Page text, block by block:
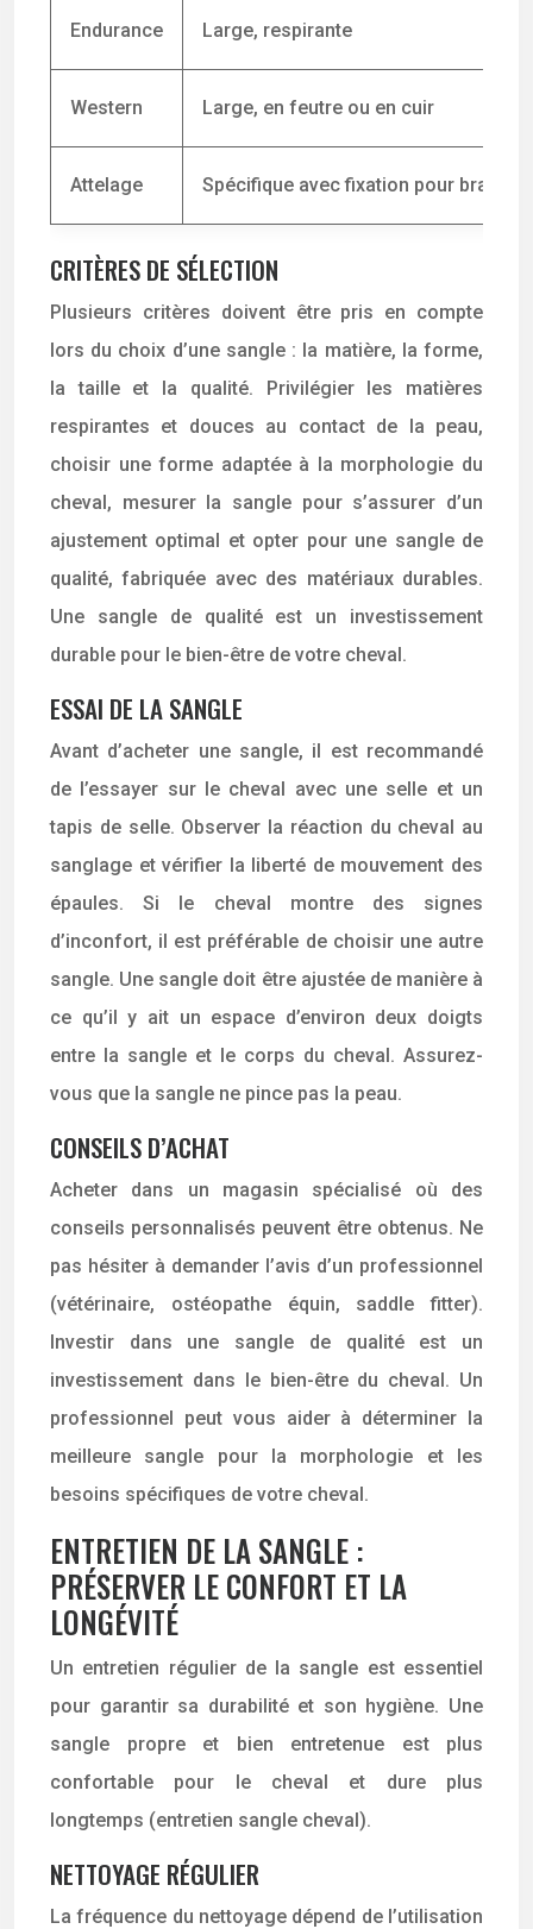
Endurance Large, respirante
Western Large, en feutre ou en cuir
Attelage Spécifique avec fixation pour
CRITÈRES DE SÉLECTION
Plusieurs critères doivent être pris en compte
lors du choix d’une sangle : la matière, la forme,
la taille et la qualité. Privilégier les matières
respirantes et douces au contact de la peau,
choisir une forme adaptée à la morphologie du
cheval, mesurer la sangle pour s’assurer d’un
ajustement optimal et opter pour une sangle de
qualité, fabriquée avec des matériaux durables.
Une sangle de qualité est un investissement
durable pour le bien-être de votre cheval.
ESSAI DE LA SANGLE
Avant d’acheter une sangle, il est recommandé
de l’essayer sur le cheval avec une selle et un
tapis de selle. Observer la réaction du cheval au
sanglage et vérifier la liberté de mouvement des
épaules. Si le cheval montre des signes
d’inconfort, il est préférable de choisir une autre
sangle. Une sangle doit être ajustée de manière à
ce qu’il y ait un espace d’environ deux doigts
entre la sangle et le corps du cheval. Assurez-
vous que la sangle ne pince pas la peau.
CONSEILS D’ACHAT
Acheter dans un magasin spécialisé où des
conseils personnalisés peuvent être obtenus. Ne
pas hésiter à demander l’avis d’un professionnel
(vétérinaire, ostéopathe équin, saddle fitter).
Investir dans une sangle de qualité est un
investissement dans le bien-être du cheval. Un
professionnel peut vous aider à déterminer la
meilleure sangle pour la morphologie et les
besoins spécifiques de votre cheval.
ENTRETIEN DE LA SANGLE :
PRÉSERVER LE CONFORT ET LA
LONGÉVITÉ
Un entretien régulier de la sangle est essentiel
pour garantir sa durabilité et son hygiène. Une
sangle propre et bien entretenue est plus
confortable pour le cheval et dure plus
longtemps (entretien sangle cheval).
NETTOYAGE RÉGULIER
La fréquence du nettoyage dépend de l’utilisation